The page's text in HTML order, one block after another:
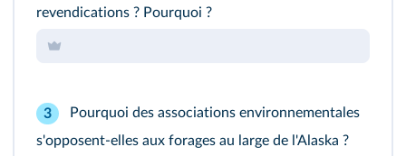
revendications ? Pourquoi ?
3
Pourquoi des associations environnementales
s'opposent-elles aux forages au large de l'Alaska ?